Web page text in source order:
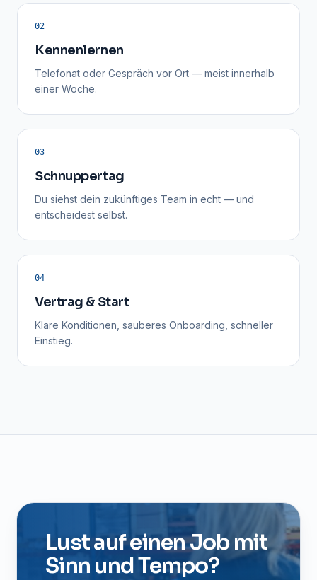
02
Kennenlernen
Telefonat oder Gespräch vor Ort — meist innerhalb
einer Woche.
03
Schnuppertag
Du siehst dein zukünftiges Team in echt — und
entscheidest selbst.
04
Vertrag & Start
Klare Konditionen, sauberes Onboarding, schneller
Einstieg.
Lust auf einen Job mit
Sinn und Tempo?